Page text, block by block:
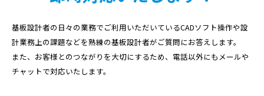
基板設計者の日々の業務でご利用いただいているCADソフト操作や設
計業務上の課題などを熟練の基板設計者がご質問にお答えします。
また、お客様とのつながりを大切にするため、 電話以外にもメールや
チャットで対応いたします。